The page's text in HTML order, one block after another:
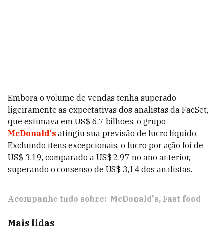
Embora o volume de vendas tenha superado
ligeiramente as expectativas dos analistas da FacSet,
que estimava em US$ 6,7 bilhões, o grupo
McDonald's atingiu sua previsão de lucro líquido.
Excluindo itens excepcionais, o lucro por ação foi de
US$ 3,19, comparado a US$ 2,97 no ano anterior,
superando o consenso de US$ 3,14 dos analistas.
Acompanhe tudo sobre: McDonald's Fast food
Mais lidas